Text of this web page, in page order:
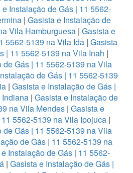
Instalação de Gás | 11 5562-
| Gasista e Instalação de
Vila Hamburguesa | Gasista e
5562-5139 na Vila Ida| Gasista
| 11 5562-5139 na Vila Inah |
de Gás | 11 5562-5139 na Vila
de Gás | 11 5562-5139
| Gasista e Instalação de Gás |
| Gasista e Instalação de
na Vila Mendes | Gasista e
5562-5139 na Vila Ipojuca|
de Gás | 11 5562-5139 na Vila
de Gás | 11 5562-5139 na
Instalação de Gás | 11 5562-
| Gasista e Instalação de Gás |